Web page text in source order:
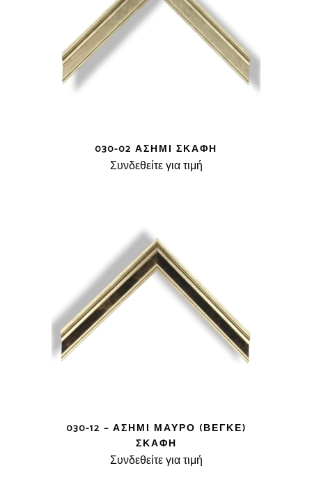
030-02 ΑΣΗΜΊ ΣΚΆΦΗ
Συνδεθείτε για τιμή
030-12 – ΑΣΗΜΊ ΜΑΎΡΟ (ΒΈΓΚΕ)
ΣΚΆΦΗ
Συνδεθείτε για τιμή